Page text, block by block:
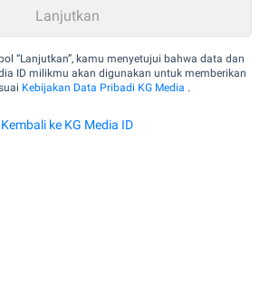
“Lanjutkan”, kamu menyetujui bahwa data dan
ID milikmu akan digunakan untuk memberikan
Kebijakan Data Pribadi KG Media .
Kembali ke KG Media ID